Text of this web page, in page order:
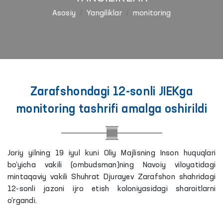
Asosiy Yangiliklar monitoring
Zarafshondagi 12-sonli JIEKga
monitoring tashrifi amalga oshirildi
Joriy yilning 19 iyul kuni Oliy Majlisning Inson huquqlari
bo‘yicha vakili (ombudsman)ning Navoiy viloyatidagi
mintaqaviy vakili Shuhrat Djurayev Zarafshon shahridagi
12-sonli jazoni ijro etish koloniyasidagi sharoitlarni
o‘rgandi.